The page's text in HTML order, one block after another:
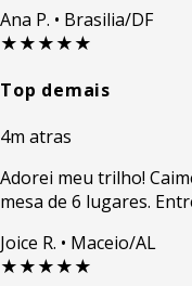
Ana P. • Brasilia/DF
★★★★★
Top demais
4m atras
Adorei meu trilho!
mesa de 6 lugares.
Joice R. • Maceio/AL
★★★★★